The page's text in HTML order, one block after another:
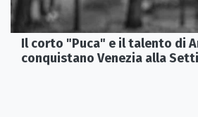
Il corto "Puca" e il talento di
conquistano Venezia alla